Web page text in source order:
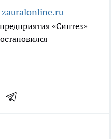
zauralonline.ru